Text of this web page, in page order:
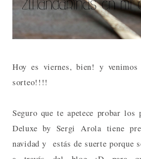
Hoy es viernes, bien! y venimos
sorteo!!!!
Seguro que te apetece probar los
Deluxe by Sergi Arola tiene
navidad y estás de suerte porque